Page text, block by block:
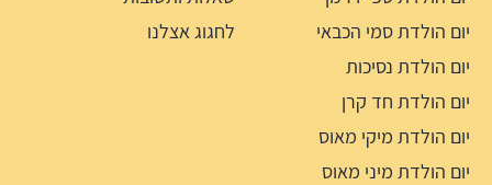
יום הולדת סמי הכבאי
יום הולדת נסיכות
יום הולדת חד קרן
יום הולדת מיקי מאוס
יום הולדת מיני מאוס
לחגוג אצלנו